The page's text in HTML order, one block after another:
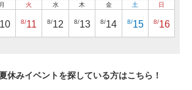
月 火
8/11
水
8/12
木
8/13
金
8/14
土
8/15
日
8/16
休みイベントを探している方はこちら！